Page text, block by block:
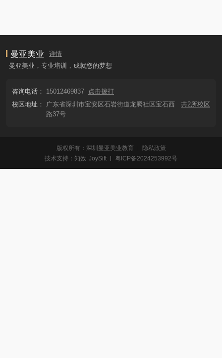
曼亚美业
详情
曼亚美业，专业培训，成就您的梦想
咨询电话： 15012469837 点击拨打
校区地址：
广东省深圳市宝安区石岩街道龙腾社区宝石西
路37号
共2所校区
版权所有：深圳曼亚美业教育
隐私政策
技术支持： 知效 JoySift 粤ICP备2024253992号